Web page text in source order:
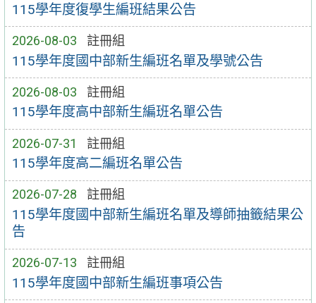
115學年度復學生編班結果公告
2026-08-03 註冊組
115學年度國中部新生編班名單及學號公告
2026-08-03 註冊組
115學年度高中部新生編班名單公告
2026-07-31 註冊組
115學年度高二編班名單公告
2026-07-28 註冊組
115學年度國中部新生編班名單及導師抽籤結果公
告
2026-07-13 註冊組
115學年度國中部新生編班事項公告